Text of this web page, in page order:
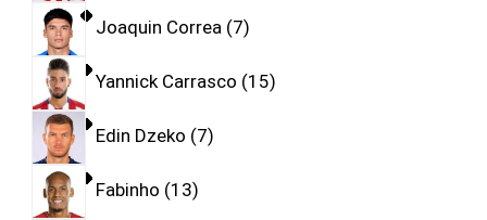
Joaquin Correa 7
Yannick Carrasco 15
Edin Dzeko 7
Fabinho 13